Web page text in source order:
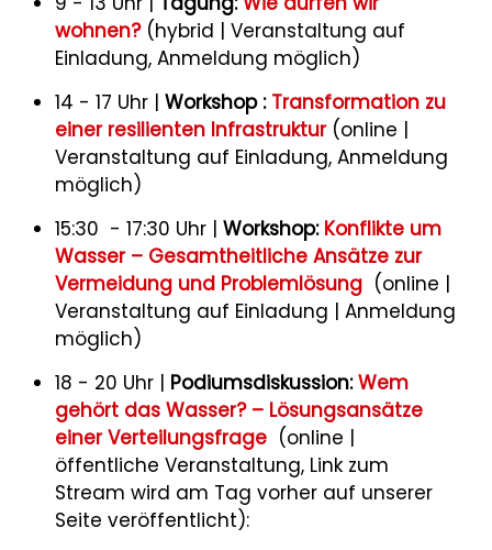
wohnen?(hybrid | Veranstaltung auf
Einladung, Anmeldung möglich)
14 - 17 Uhr | Workshop : Transformation zu
einer resilienten Infrastruktur(online |
Veranstaltung auf Einladung, Anmeldung
möglich)
15:30 - 17:30 Uhr | Workshop: Konflikte um
Wasser – Gesamtheitliche Ansätze zur
Vermeidung und Problemlösung (online |
Veranstaltung auf Einladung | Anmeldung
möglich)
18 - 20 Uhr | Podiumsdiskussion:Wem
gehört das Wasser? – Lösungsansätze
einer Verteilungsfrage (online |
öffentliche Veranstaltung, Link zum
Stream wird am Tag vorher auf unserer
Seite veröffentlicht):